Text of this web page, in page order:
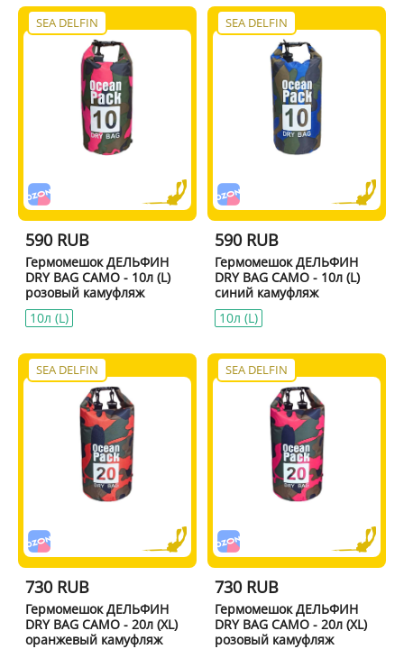
SEA DELFIN
590 RUB
Гермомешок ДЕЛЬФИН
DRY BAG CAMO - 10л (L)
розовый камуфляж
10л (L)
SEA DELFIN
590 RUB
Гермомешок ДЕЛЬФИН
DRY BAG CAMO - 10л (L)
синий камуфляж
10л (L)
SEA DELFIN
730 RUB
Гермомешок ДЕЛЬФИН
DRY BAG CAMO - 20л (XL)
оранжевый камуфляж
SEA DELFIN
730 RUB
Гермомешок ДЕЛЬФИН
DRY BAG CAMO - 20л (XL)
розовый камуфляж